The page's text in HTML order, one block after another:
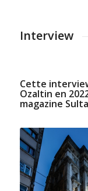
Interview
Cette
Ozaltin en
magazine